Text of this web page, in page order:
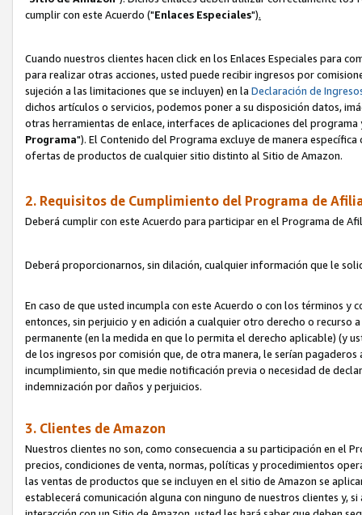
cumplir con este Acuerdo ("Enlaces Especiales").
Cuando nuestros clientes hacen click en los Enlaces Especiales para
para realizar otras acciones, usted puede recibir ingresos por
sujeción a las limitaciones que se incluyen) en la Declaración de
dichos artículos o servicios, podemos poner a su disposición datos,
otras herramientas de enlace, interfaces de aplicaciones del
Programa"). El Contenido del Programa excluye de manera
ofertas de productos de cualquier sitio distinto al Sitio de Amazon.
2. Requisitos de Cumplimiento del Programa de
Deberá cumplir con este Acuerdo para participar en el Programa de
Deberá proporcionarnos, sin dilación, cualquier información que le
En caso de que usted incumpla con este Acuerdo o con los términos
entonces, sin perjuicio y en adición a cualquier otro derecho o
permanente (en la medida en que lo permita el derecho aplicable) (y
de los ingresos por comisión que, de otra manera, le serían
incumplimiento, sin que medie notificación previa o necesidad de
indemnización por daños y perjuicios.
3. Clientes de Amazon
Nuestros clientes no son, como consecuencia a su participación en el
precios, condiciones de venta, normas, políticas y procedimientos
las ventas de productos que se incluyen en el sitio de Amazon se
establecerá comunicación alguna con ninguno de nuestros clientes y,